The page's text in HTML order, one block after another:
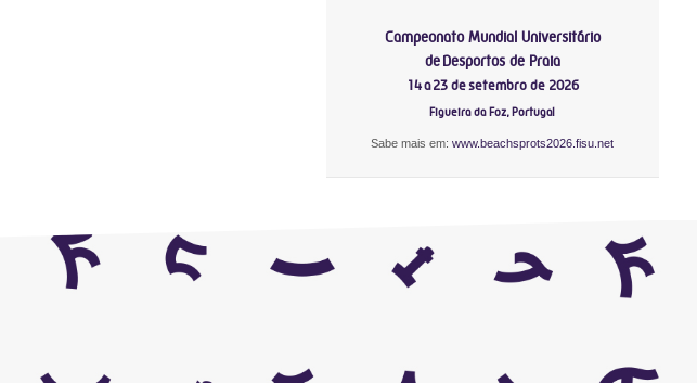
Campeonato Mundial Universitário
de Desportos de Praia
14 a 23 de setembro de 2026
Figueira da Foz, Portugal
Sabe mais em:www.beachsprots2026.fisu.net